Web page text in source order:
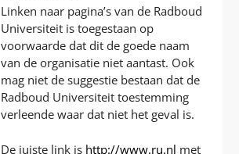
Linken naar pagina’s van de Radboud
Universiteit is toegestaan op
voorwaarde dat dit de goede naam
van de organisatie niet aantast. Ook
mag niet de suggestie bestaan dat de
Radboud Universiteit toestemming
verleende waar dat niet het geval is.
De juiste link is http://www.ru.nl met